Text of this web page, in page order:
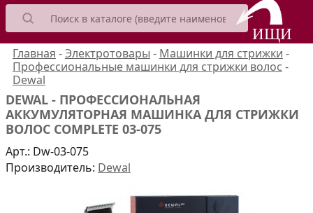
Главная -Электротовары - Машинки для стрижки -
Профессиональные машинки для стрижки волос -
Dewal
DEWAL - ПРОФЕССИОНАЛЬНАЯ
АККУМУЛЯТОРНАЯ МАШИНКА ДЛЯ СТРИЖКИ
ВОЛОС COMPLETE 03-075
Арт.: Dw-03-075
Производитель: Dewal